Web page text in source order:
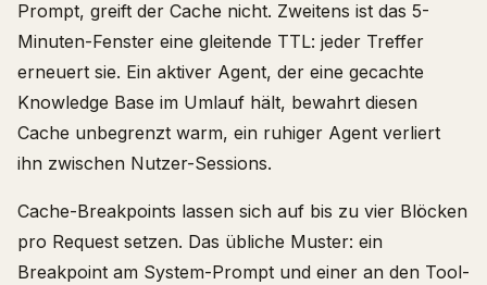
Prompt, greift der Cache nicht. Zweitens ist das 5-
Minuten-Fenster eine gleitende TTL: jeder Treffer
erneuert sie. Ein aktiver Agent, der eine gecachte
Knowledge Base im Umlauf hält, bewahrt diesen
Cache unbegrenzt warm, ein ruhiger Agent verliert
ihn zwischen Nutzer-Sessions.
Cache-Breakpoints lassen sich auf bis zu vier Blöcken
pro Request setzen. Das übliche Muster: ein
Breakpoint am System-Prompt und einer an den Tool-